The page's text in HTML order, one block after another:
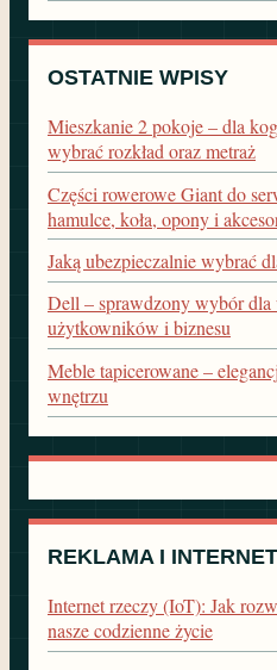
OSTATNIE WPISY
Mieszkanie 2 pokoje – dla
wybrać rozkład oraz metraż
Części rowerowe Giant do
hamulce, koła, opony i
Jaką ubezpieczalnie wybrać
Dell – sprawdzony wybór dla
użytkowników i biznesu
Meble tapicerowane –
wnętrzu
REKLAMA I INTERNET
Internet rzeczy (IoT): Jak
nasze codzienne życie